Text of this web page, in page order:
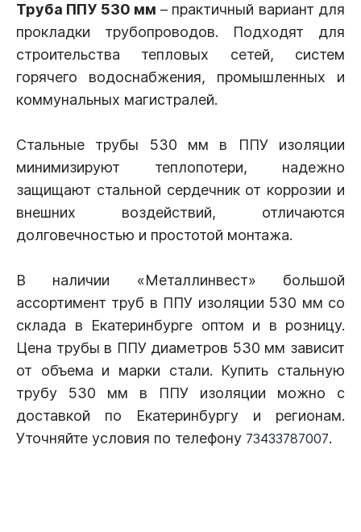
Труба ППУ 530 мм – практичный вариант для
прокладки трубопроводов. Подходят для
строительства тепловых сетей, систем
горячего водоснабжения, промышленных и
коммунальных магистралей.
Стальные трубы 530 мм в ППУ изоляции
минимизируют теплопотери, надежно
защищают стальной сердечник от коррозии и
внешних воздействий, отличаются
долговечностью и простотой монтажа.
В наличии «Металлинвест» большой
ассортимент труб в ППУ изоляции 530 мм со
склада в Екатеринбурге оптом и в розницу.
Цена трубы в ППУ диаметров 530 мм зависит
от объема и марки стали. Купить стальную
трубу 530 мм в ППУ изоляции можно с
доставкой по Екатеринбургу и регионам.
Уточняйте условия по телефону 73433787007.